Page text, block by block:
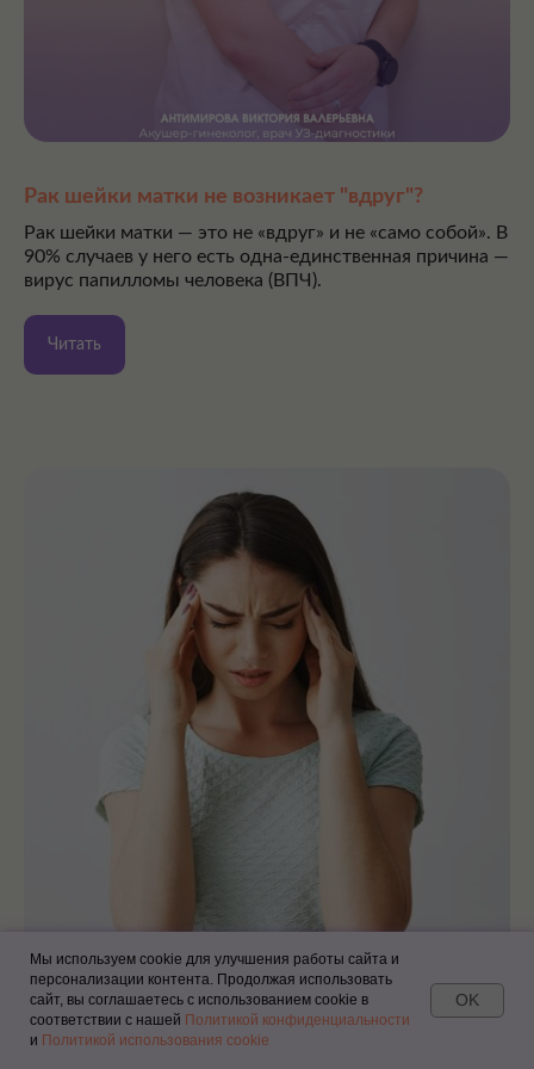
Рак шейки матки не возникает "вдруг"?
Рак шейки матки — это не «вдруг» и не «само собой». В
90% случаев у него есть одна-единственная причина —
вирус папилломы человека (ВПЧ).
Читать
Мы используем cookie для улучшения работы сайта и
персонализации контента. Продолжая использовать
сайт, вы соглашаетесь с использованием cookie в
соответствии с нашей Политикой конфиденциальности
и Политикой использования cookie
OK